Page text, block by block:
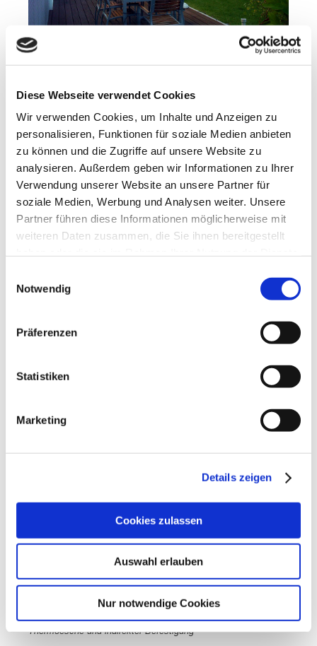
Diese Webseite verwendet Cookies
Wir verwenden Cookies, um Inhalte und Anzeigen zu
personalisieren, Funktionen für soziale Medien anbieten
zu können und die Zugriffe auf unsere Website zu
analysieren. Außerdem geben wir Informationen zu Ihrer
Verwendung unserer Website an unsere Partner für
soziale Medien, Werbung und Analysen weiter. Unsere
Partner führen diese Informationen möglicherweise mit
weiteren Daten zusammen, die Sie ihnen bereitgestellt
Notwendig
Präferenzen
Statistiken
Marketing
Details zeigen
Cookies zulassen
Auswahl erlauben
Nur notwendige Cookies
Bild 002: Holzterrasse mit Sitzbank und Sichtschutz in
Bild 003: Holzterrasse mit Natur Schwimmteich in Nürnberg
Bild 004: Holzterrasse in Nürnberg Großgründlach mit
Thermoesche und indirekter Befestigung